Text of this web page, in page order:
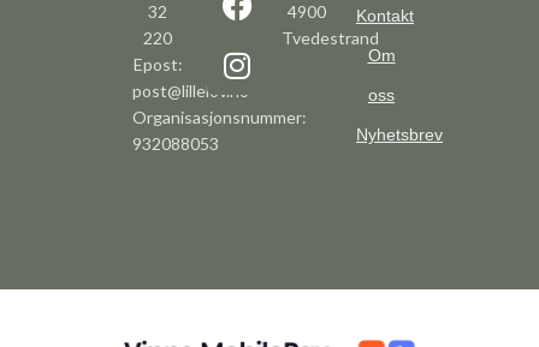
32
220
Epost:
post@lillelov.no
Organisasjonsnummer:
932088053
4900
Tvedestrand
Kontakt
Om
oss
Nyhetsbrev